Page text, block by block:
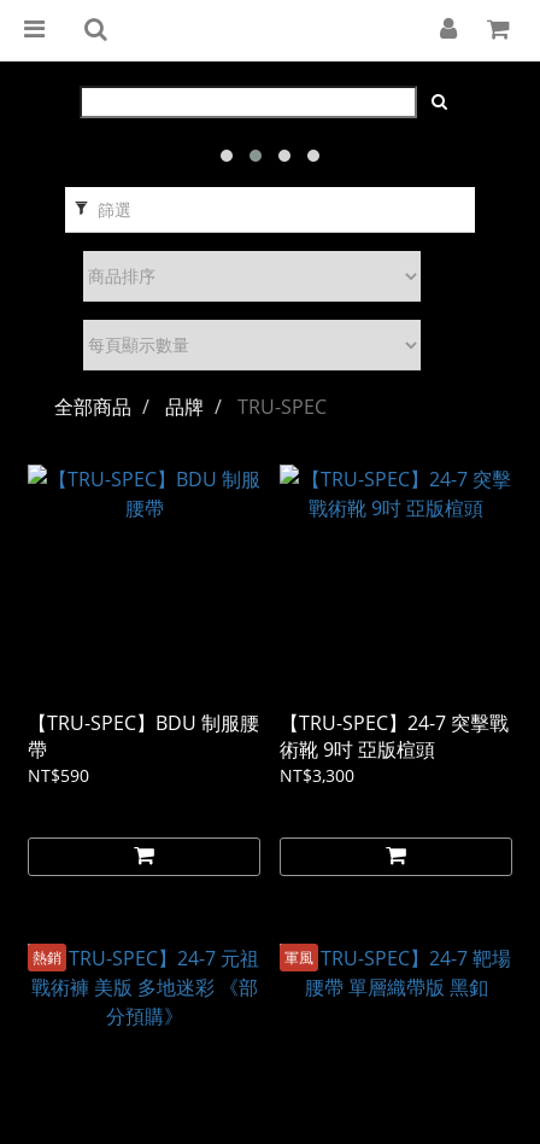
篩選
全部商品 品牌 TRU-SPEC
【TRU-SPEC】BDU 制服腰
帶
NT$590
【TRU-SPEC】24-7 突擊戰
術靴 9吋 亞版楦頭
NT$3,300
熱銷 軍風